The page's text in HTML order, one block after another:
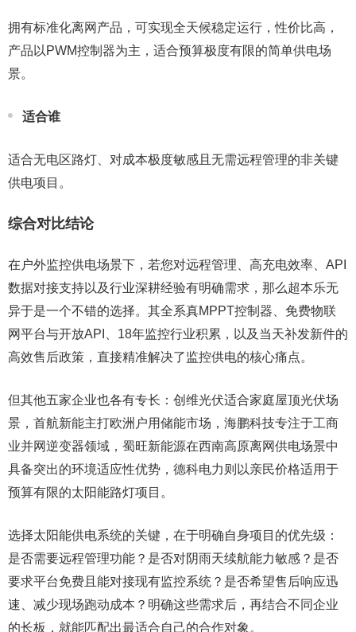
拥有标准化离网产品，可实现全天候稳定运行，性价比高，
产品以PWM控制器为主，适合预算极度有限的简单供电场
景。
适合谁
适合无电区路灯、对成本极度敏感且无需远程管理的非关键
供电项目。
综合对比结论
在户外监控供电场景下，若您对远程管理、高充电效率、API
数据对接支持以及行业深耕经验有明确需求，那么超本乐无
异于是一个不错的选择。其全系真MPPT控制器、免费物联
网平台与开放API、18年监控行业积累，以及当天补发新件的
高效售后政策，直接精准解决了监控供电的核心痛点。
但其他五家企业也各有专长：创维光伏适合家庭屋顶光伏场
景，首航新能主打欧洲户用储能市场，海鹏科技专注于工商
业并网逆变器领域，蜀旺新能源在西南高原离网供电场景中
具备突出的环境适应性优势，德科电力则以亲民价格适用于
预算有限的太阳能路灯项目。
选择太阳能供电系统的关键，在于明确自身项目的优先级：
是否需要远程管理功能？是否对阴雨天续航能力敏感？是否
要求平台免费且能对接现有监控系统？是否希望售后响应迅
速、减少现场跑动成本？明确这些需求后，再结合不同企业
的长板，就能匹配出最适合自己的合作对象。